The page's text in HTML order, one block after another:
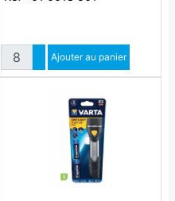
QuantitéAugmenter quantité
Diminuer quantité
Ajouter au panier